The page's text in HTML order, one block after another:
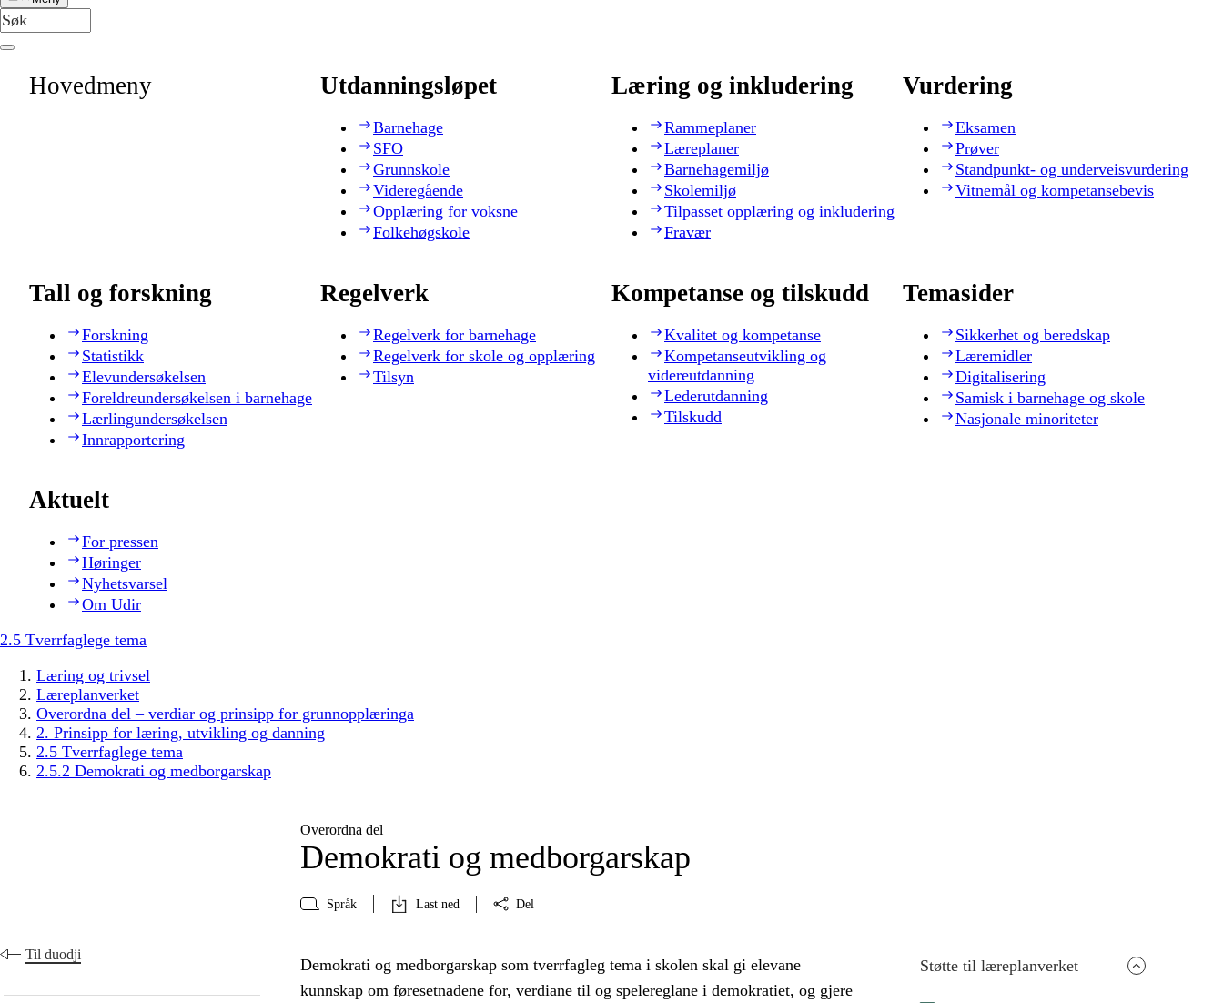
Hovedmeny Utdanningsløpet
Barnehage
SFO
Grunnskole
Videregående
Opplæring for voksne
Folkehøgskole
Læring og inkludering
Rammeplaner
Læreplaner
Barnehagemiljø
Skolemiljø
Tilpasset opplæring og inkludering
Fravær
Vurdering
Eksamen
Prøver
Standpunkt- og underveisvurdering
Vitnemål og kompetansebevis
Tall og forskning
Forskning
Statistikk
Elevundersøkelsen
Foreldreundersøkelsen i barnehage
Lærlingundersøkelsen
Innrapportering
Regelverk
Regelverk for barnehage
Regelverk for skole og opplæring
Tilsyn
Kompetanse og tilskudd
Kvalitet og kompetanse
Kompetanseutvikling og
videreutdanning
Lederutdanning
Tilskudd
Temasider
Sikkerhet og beredskap
Læremidler
Digitalisering
Samisk i barnehage og skole
Nasjonale minoriteter
Aktuelt
For pressen
Høringer
Nyhetsvarsel
Om Udir
2.5 Tverrfaglege tema
Læring og trivsel
Læreplanverket
Overordna del – verdiar og prinsipp for grunnopplæringa
2. Prinsipp for læring, utvikling og danning
2.5 Tverrfaglege tema
2.5.2 Demokrati og medborgarskap
Overordna del
Demokrati og medborgarskap
Språk Last ned Del
Til duodji
Støtte til læreplanverket
Demokrati og medborgarskap som tverrfagleg tema i skolen skal gi elevane
kunnskap om føresetnadene for, verdiane til og spelereglane i demokratiet, og gjere